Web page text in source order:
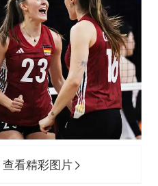
看精彩图片